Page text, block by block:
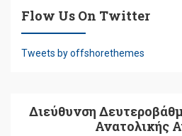
Flow Us On Twitter
Tweets by offshorethemes
Διεύθυνση
Ανατολικής